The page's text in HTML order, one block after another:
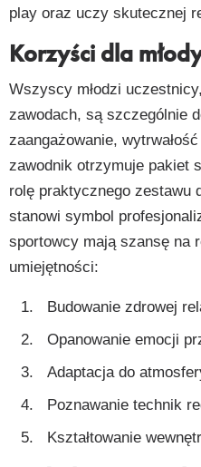
play oraz uczy skutecznej
Korzyści dla
Wszyscy młodzi
zawodach, są szczególnie
zaangażowanie,
zawodnik otrzymuje pakiet
rolę praktycznego zestawu
stanowi symbol
sportowcy mają szansę na
umiejętności:
Budowanie zdrowej
Opanowanie emocji
Adaptacja do
Poznawanie technik
Kształtowanie